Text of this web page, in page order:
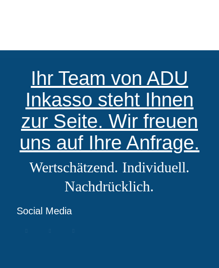
Ihr Team von ADU
Inkasso steht Ihnen
zur Seite. Wir freuen
uns auf Ihre Anfrage.
Wertschätzend. Individuell.
Nachdrücklich.
Social Media